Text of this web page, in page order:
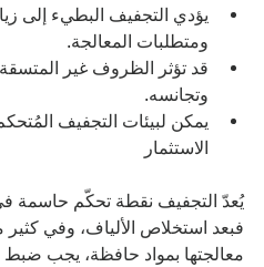
يؤدي التجفيف البطيء إلى
ومتطلبات المعالجة.
قد تؤثر الظروف غير المتسقة
وتجانسه.
يمكن لبيئات التجفيف
الاستثمار
يُعدّ التجفيف نقطة تحكّم حاسمة
فبعد استخلاص الألياف، وفي كثير
معالجتها بمواد حافظة، يجب ضبط